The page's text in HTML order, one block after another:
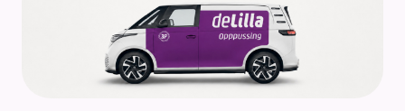
Innvendig Totalrenovering